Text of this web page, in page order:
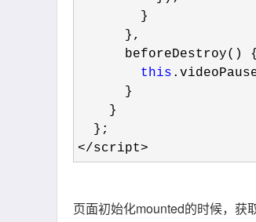
this
</script>
页面初始化mounted的时候，获